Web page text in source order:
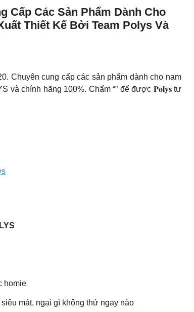
Cấp Các Sản Phẩm Dành Cho
Thiết Kế Bởi Team Polys Và
Chuyên cung cấp các sản phẩm dành cho nam
và chính hãng 100%. Chấm “” để được 𝐏𝐨𝐥𝐲𝐬 tư
homie
mát, ngại gì không thử ngay nào